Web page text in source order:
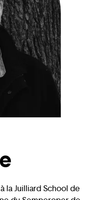
la Juilliard School de